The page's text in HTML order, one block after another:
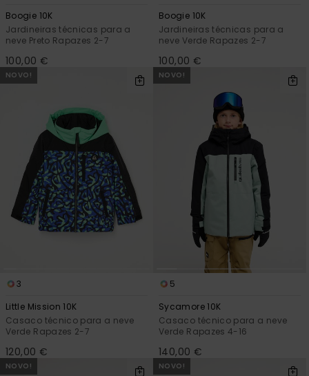
Boogie 10K
Jardineiras técnicas para a
neve Preto Rapazes 2-7
100,00 €
Boogie 10K
Jardineiras técnicas para a
neve Verde Rapazes 2-7
100,00 €
NOVO!
3
Little Mission 10K
Casaco técnico para a neve
Verde Rapazes 2-7
120,00 €
NOVO!
5
Sycamore 10K
Casaco técnico para a neve
Verde Rapazes 4-16
140,00 €
NOVO! NOVO!